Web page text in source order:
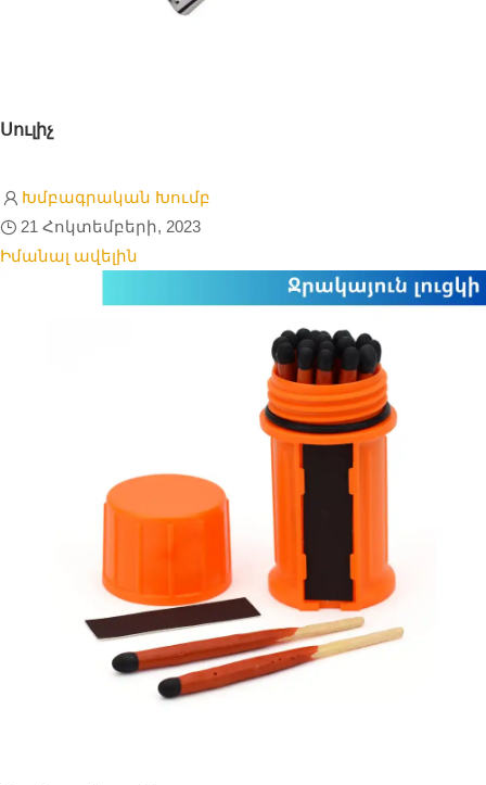
Սուլիչ
Խմբագրական Խումբ
21 Հոկտեմբերի, 2023
Իմանալ ավելին